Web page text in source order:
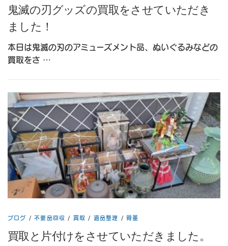
鬼滅の刃グッズの買取をさせていただき
ました！
本日は鬼滅の刃のアミューズメント品、ぬいぐるみなどの
買取をさ …
ブログ /不要品回収 / 買取 / 遺品整理 /骨董
買取と片付けをさせていただきました。